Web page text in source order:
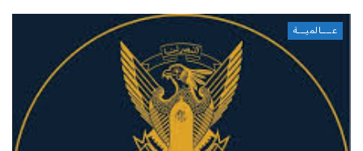
عــــالميـــة